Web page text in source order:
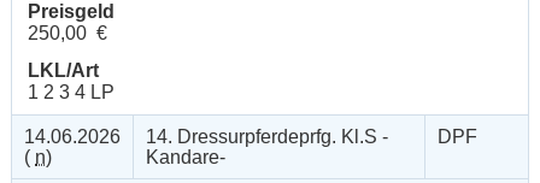
Preisgeld
250,00 €
LKL/Art
1 2 3 4 LP
14.06.2026
( n)
14. Dressurpferdeprfg. Kl.S -
Kandare-
DPF